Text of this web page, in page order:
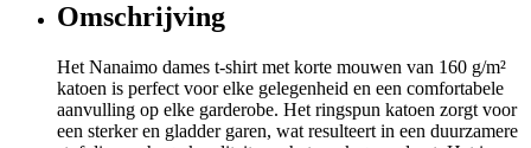
Omschrijving
Het Nanaimo dames t-shirt met korte mouwen van 160 g/m²
katoen is perfect voor elke gelegenheid en een comfortabele
aanvulling op elke garderobe. Het ringspun katoen zorgt voor
een sterker en gladder garen, wat resulteert in een duurzamere